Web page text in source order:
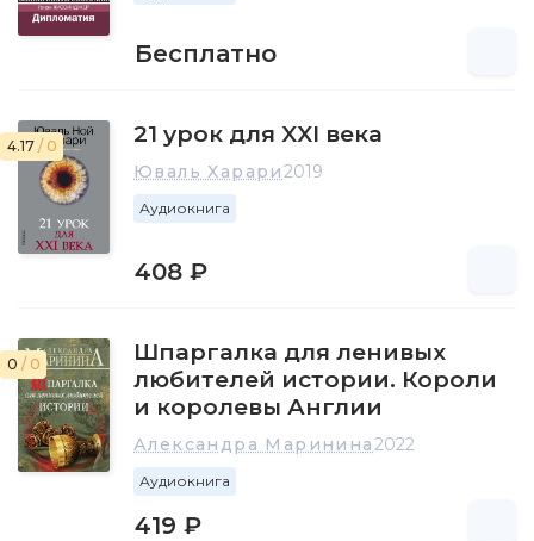
Бесплатно
4.17 / 0 21 урок для XXI века
Юваль Харари2019
Аудиокнига
408 ₽
0 / 0
Шпаргалка для ленивых
любителей истории. Короли
и королевы Англии
Александра Маринина2022
Аудиокнига
419 ₽